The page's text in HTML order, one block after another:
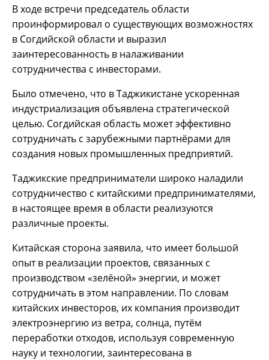
В ходе встречи председатель области
проинформировал о существующих возможностях
в Согдийской области и выразил
заинтересованность в налаживании
сотрудничества с инвесторами.
Было отмечено, что в Таджикистане ускоренная
индустриализация объявлена стратегической
целью. Согдийская область может эффективно
сотрудничать с зарубежными партнёрами для
создания новых промышленных предприятий.
Таджикские предприниматели широко наладили
сотрудничество с китайскими предпринимателями,
в настоящее время в области реализуются
различные проекты.
Китайская сторона заявила, что имеет большой
опыт в реализации проектов, связанных с
производством «зелёной» энергии, и может
сотрудничать в этом направлении. По словам
китайских инвесторов, их компания производит
электроэнергию из ветра, солнца, путём
переработки отходов, используя современную
науку и технологии, заинтересована в